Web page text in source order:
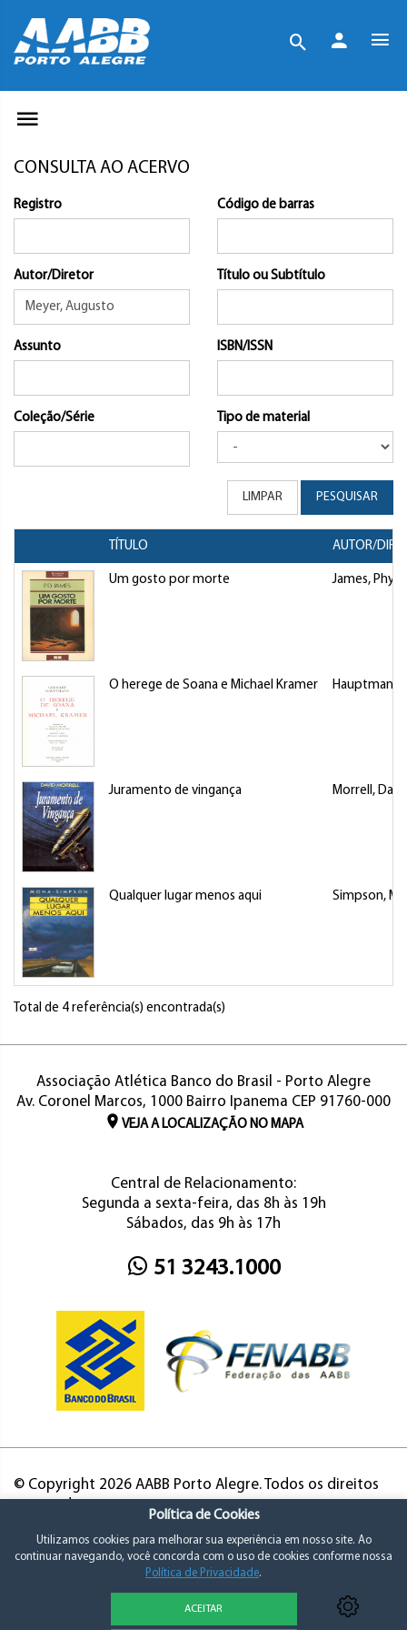
CONSULTA AO ACERVO
Registro Código de barras
Autor/Diretor Título ou Subtítulo
Assunto ISBN/ISSN
Coleção/Série Tipo de material
LIMPAR PESQUISAR
TÍTULO AUTOR/
Um gosto por morte James,
O herege de Soana e Michael Kramer Hauptmann,
Juramento de vingança Morrell,
Qualquer lugar menos aqui Simpson,
Total de 4 referência(s) encontrada(s)
Associação Atlética Banco do Brasil - Porto Alegre
Av. Coronel Marcos, 1000 Bairro Ipanema CEP 91760-000
VEJA A LOCALIZAÇÃO NO MAPA
Central de Relacionamento:
Segunda a sexta-feira, das 8h às 19h
Sábados, das 9h às 17h
51 3243.1000
© Copyright 2026 AABB Porto Alegre. Todos os direitos
Política de Cookies
Utilizamos cookies para melhorar sua experiência em nosso site. Ao
continuar navegando, você concorda com o uso de cookies conforme nossa
Política de Privacidade.
ACEITAR